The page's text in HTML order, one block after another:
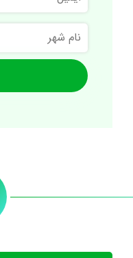
نام
شهر